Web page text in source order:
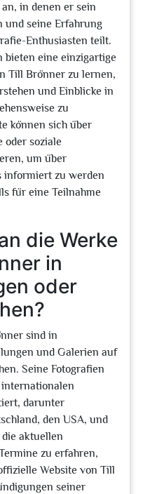
in denen er sein
und seine Erfahrung
Enthusiasten teilt.
bieten eine einzigartige
Till Brönner zu lernen,
und Einblicke in
zu
können sich über
oder soziale
um über
informiert zu werden
für eine Teilnahme
die Werke
in
oder
sind in
und Galerien auf
Seine Fotografien
darunter
den USA, und
aktuellen
zu erfahren,
Website von Till
seiner